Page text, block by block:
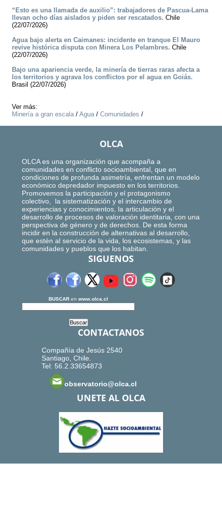
“Esto es una llamada de auxilio”: trabajadores de Pascua-Lama
llevan ocho días aislados y piden ser rescatados. Chile
(22/07/2026)
Agua bajo alerta en Caimanes: incidente en tranque El Mauro
revive histórica disputa con Minera Los Pelambres. Chile
(22/07/2026)
Bajo una apariencia verde, la minería de tierras raras afecta a
los territorios y agrava los conflictos por el agua en Goiás.
Brasil (22/07/2026)
Ver más:
Minería a gran escala/ Agua/ Comunidades /
OLCA
OLCA es una organización que acompaña a
comunidades en conflicto socioambiental, que en
condiciones de profunda asimetría, enfrentan un modelo
económico depredador impuesto en los territorios.
Promovemos la participación y el protagonismo
colectivo, la sistematización y el intercambio de
experiencias y conocimientos, la articulación y el
desarrollo de procesos de valoración identitaria, con una
perspectiva de género y de derechos. De esta forma
incidir en la construcción de alternativas al desarrollo,
que estén al servicio de la vida, los ecosistemas, y las
comunidades y pueblos que los habitan.
SIGUENOS
BUSCAR en www.olca.cl
CONTACTANOS
Compañía de Jesús 2540
Santiago, Chile.
Tel: 56.2.33654873
observatorio@olca.cl
UNETE AL OLCA